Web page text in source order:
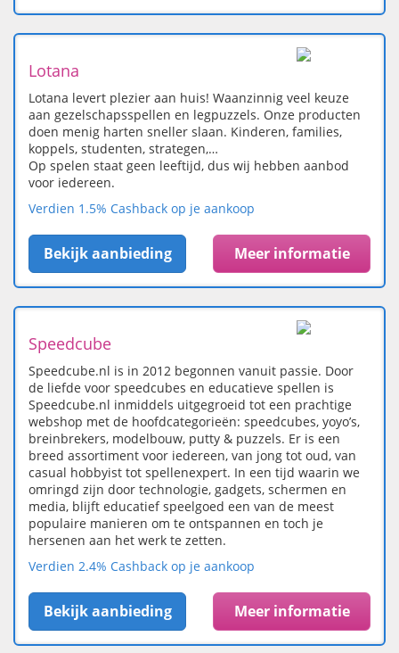
Lotana
Lotana levert plezier aan huis! Waanzinnig veel keuze
aan gezelschapsspellen en legpuzzels. Onze producten
doen menig harten sneller slaan. Kinderen, families,
koppels, studenten, strategen,…
Op spelen staat geen leeftijd, dus wij hebben aanbod
voor iedereen.
Verdien 1.5% Cashback op je aankoop
Bekijk aanbieding Meer informatie
Speedcube
Speedcube.nl is in 2012 begonnen vanuit passie. Door
de liefde voor speedcubes en educatieve spellen is
Speedcube.nl inmiddels uitgegroeid tot een prachtige
webshop met de hoofdcategorieën: speedcubes, yoyo’s,
breinbrekers, modelbouw, putty & puzzels. Er is een
breed assortiment voor iedereen, van jong tot oud, van
casual hobbyist tot spellenexpert. In een tijd waarin we
omringd zijn door technologie, gadgets, schermen en
media, blijft educatief speelgoed een van de meest
populaire manieren om te ontspannen en toch je
hersenen aan het werk te zetten.
Verdien 2.4% Cashback op je aankoop
Bekijk aanbieding Meer informatie